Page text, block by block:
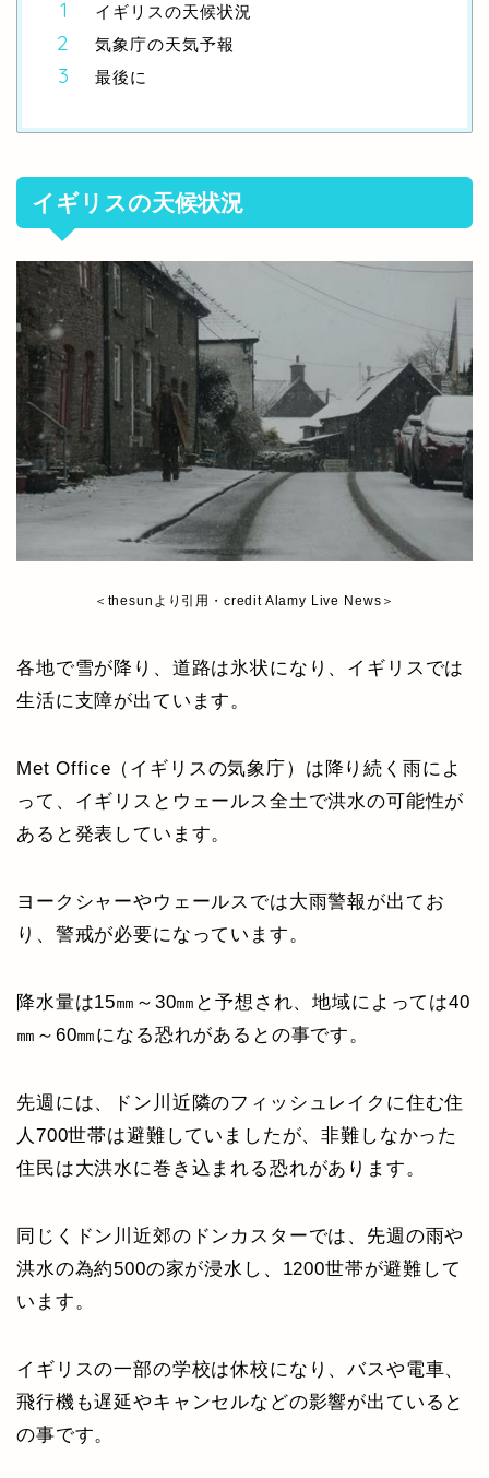
イギリスの天候状況
気象庁の天気予報
最後に
イギリスの天候状況
＜thesunより引用・credit Alamy Live News＞
各地で雪が降り、道路は氷状になり、イギリスでは
生活に支障が出ています。
Met Office（イギリスの気象庁）は降り続く雨によ
って、イギリスとウェールス全土で洪水の可能性が
あると発表しています。
ヨークシャーやウェールスでは大雨警報が出てお
り、警戒が必要になっています。
降水量は15㎜～30㎜と予想され、地域によっては40
㎜～60㎜になる恐れがあるとの事です。
先週には、ドン川近隣のフィッシュレイクに住む住
人700世帯は避難していましたが、非難しなかった
住民は大洪水に巻き込まれる恐れがあります。
同じくドン川近郊のドンカスターでは、先週の雨や
洪水の為約500の家が浸水し、1200世帯が避難して
います。
イギリスの一部の学校は休校になり、バスや電車、
飛行機も遅延やキャンセルなどの影響が出ていると
の事です。